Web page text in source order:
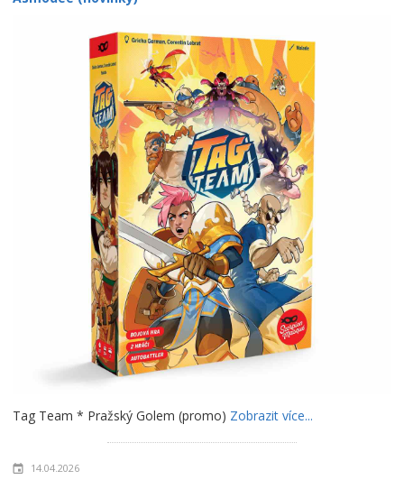
Tag Team * Pražský Golem (promo) Zobrazit více...
14.04.2026